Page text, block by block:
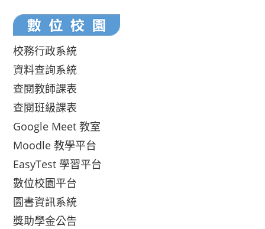
校務行政系統
資料查詢系統
查閱教師課表
查閱班級課表
Google Meet 教室
Moodle 教學平台
EasyTest 學習平台
數位校園平台
圖書資訊系統
獎助學金公告